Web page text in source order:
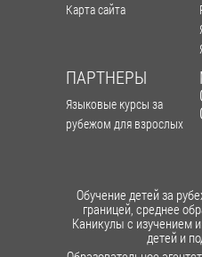
Карта сайта
ПАРТНЕРЫ
Языковые курсы за
рубежом для взрослых
Обучение детей за
границей, среднее
Каникулы с изучением
детей и